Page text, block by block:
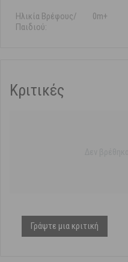
Ηλικία Βρέφους/
Παιδιού:
0m+
Κριτικές
Γράψτε μια κριτική